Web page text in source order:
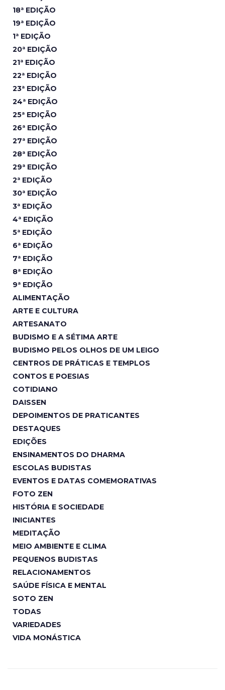
18ª EDIÇÃO
19ª EDIÇÃO
1ª EDIÇÃO
20ª EDIÇÃO
21ª EDIÇÃO
22ª EDIÇÃO
23ª EDIÇÃO
24ª EDIÇÃO
25ª EDIÇÃO
26ª EDIÇÃO
27ª EDIÇÃO
28ª EDIÇÃO
29ª EDIÇÃO
2ª EDIÇÃO
30ª EDIÇÃO
3ª EDIÇÃO
4ª EDIÇÃO
5ª EDIÇÃO
6ª EDIÇÃO
7ª EDIÇÃO
8ª EDIÇÃO
9ª EDIÇÃO
ALIMENTAÇÃO
ARTE E CULTURA
ARTESANATO
BUDISMO E A SÉTIMA ARTE
BUDISMO PELOS OLHOS DE UM LEIGO
CENTROS DE PRÁTICAS E TEMPLOS
CONTOS E POESIAS
COTIDIANO
DAISSEN
DEPOIMENTOS DE PRATICANTES
DESTAQUES
EDIÇÕES
ENSINAMENTOS DO DHARMA
ESCOLAS BUDISTAS
EVENTOS E DATAS COMEMORATIVAS
FOTO ZEN
HISTÓRIA E SOCIEDADE
INICIANTES
MEDITAÇÃO
MEIO AMBIENTE E CLIMA
PEQUENOS BUDISTAS
RELACIONAMENTOS
SAÚDE FÍSICA E MENTAL
SOTO ZEN
TODAS
VARIEDADES
VIDA MONÁSTICA